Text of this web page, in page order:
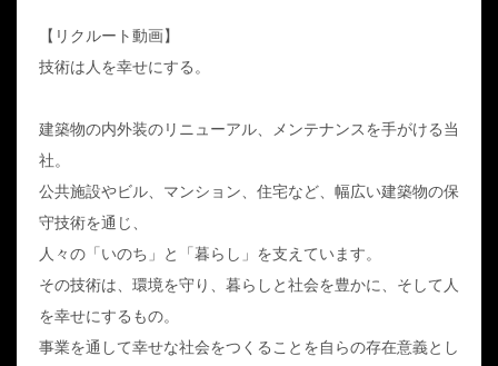
【リクルート動画】
技術は人を幸せにする。
建築物の内外装のリニューアル、メンテナンスを手がける当
社。
公共施設やビル、マンション、住宅など、幅広い建築物の保
守技術を通じ、
人々の「いのち」と「暮らし」を支えています。
その技術は、環境を守り、暮らしと社会を豊かに、そして人
を幸せにするもの。
事業を通して幸せな社会をつくることを自らの存在意義とし